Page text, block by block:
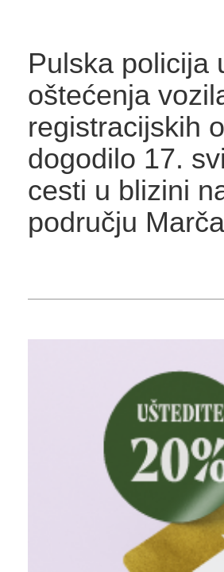
Pulska policija
oštećenja
registracijskih
dogodilo 17.
cesti u blizini
području